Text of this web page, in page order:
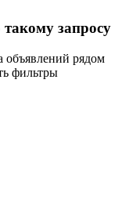
запросу
объявлений рядом
фильтры